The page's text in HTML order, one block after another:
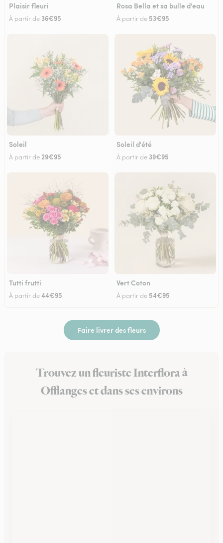
Plaisir fleuri
À partir de 36€95
Rosa Bella et sa bulle d'eau
À partir de 53€95
Soleil
À partir de29€95
Soleil d'été
À partir de 39€95
Tutti frutti
À partir de44€95
Vert Coton
À partir de 54€95
Faire livrer des fleurs
Trouvez un fleuriste Interflora à
Offlanges et dans ses environs